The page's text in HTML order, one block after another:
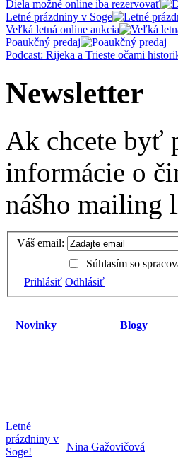
Diela možné online iba rezervovať
Letné prázdniny v Soge
Veľká letná online aukcia
Poaukčný predaj
Podcast: Rijeka a Trieste očami
Newsletter
Ak chcete byť
informácie o
nášho mailing
Váš email:
Súhlasím so
Prihlásiť Odhlásiť
Novinky Blogy
Letné
prázdniny v
Soge!
Nina Gažovičová